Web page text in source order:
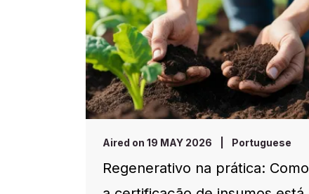
Aired on 19 MAY 2026 Portuguese
Regenerativo na prática: Como